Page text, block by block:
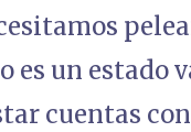
es un
cuentas